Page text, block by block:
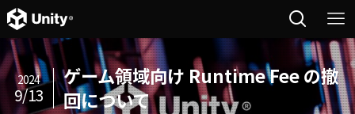
ゲーム領域向け Runtime Fee の撤
回について
2024
9/13